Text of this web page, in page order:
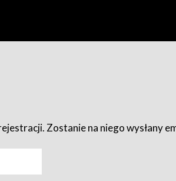
Zostanie na niego wysłany